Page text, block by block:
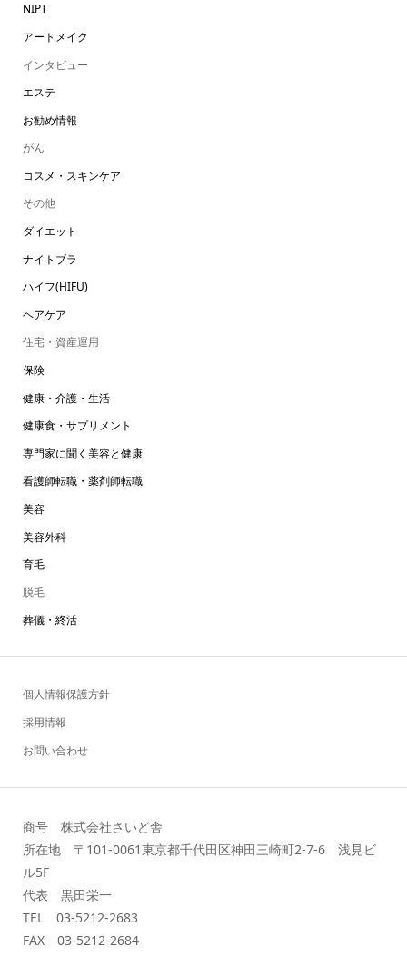
NIPT
アートメイク
インタビュー
エステ
お勧め情報
がん
コスメ・スキンケア
その他
ダイエット
ナイトブラ
ハイフ(HIFU)
ヘアケア
住宅・資産運用
保険
健康・介護・生活
健康食・サプリメント
専門家に聞く美容と健康
看護師転職・薬剤師転職
美容
美容外科
育毛
脱毛
葬儀・終活
個人情報保護方針
採用情報
お問い合わせ
商号 株式会社さいど舎
所在地 〒101-0061東京都千代田区神田三崎町2-7-6 浅見ビ
ル5F
代表 黒田栄一
TEL 03-5212-2683
FAX 03-5212-2684